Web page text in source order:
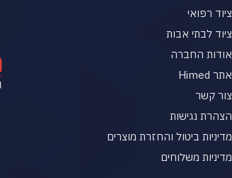
ציוד רפואי
ציוד לבתי אבות
אודות החברה
אתר Himed
צור קשר
הצהרת נגישות
מדיניות ביטול והחזרת מוצרים
מדיניות משלוחים